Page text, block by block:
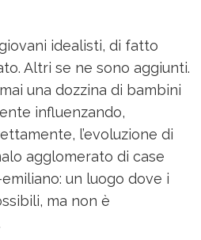
idealisti, di fatto
Altri se ne sono aggiunti.
una dozzina di bambini
influenzando,
l’evoluzione di
agglomerato di case
un luogo dove i
ma non è